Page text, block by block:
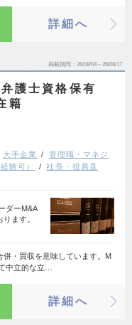
詳細へ
掲載期間 26/08/04～26/08/17
護士資格保有
籍
大手企業
管理職・マネジ
験可）
社長・役員直
ダーM&A
ます。
併・買収を意味しています。M
中立的な立…
詳細へ